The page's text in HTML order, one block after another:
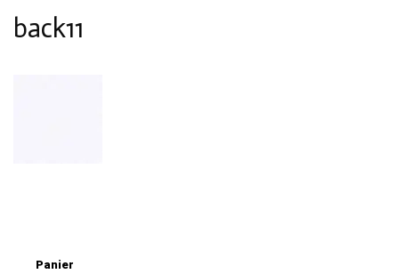
back11
Panier